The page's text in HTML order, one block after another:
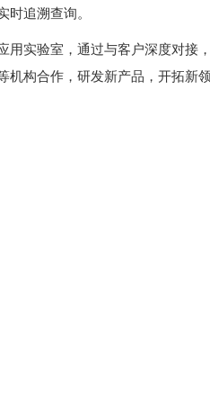
时追溯查询。
用实验室，通过与客户深度对接
构合作，研发新产品，开拓新